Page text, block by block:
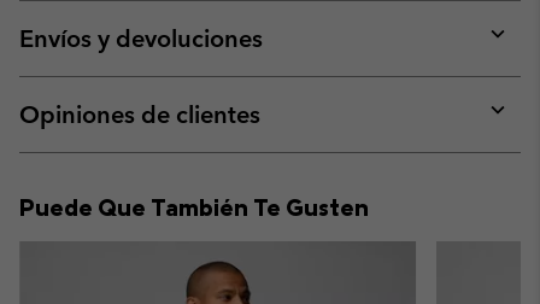
or
Envíos y devoluciones
or
Opiniones de clientes
or
Puede Que También Te Gusten